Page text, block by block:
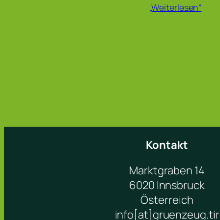
„Weiterlesen“
Kontakt
Marktgraben 14
6020 Innsbruck
Österreich
info[at]gruenzeug.tir